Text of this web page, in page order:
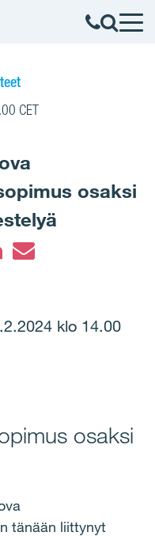
CET
osaksi
klo 14.00
osaksi
tänään liittynyt